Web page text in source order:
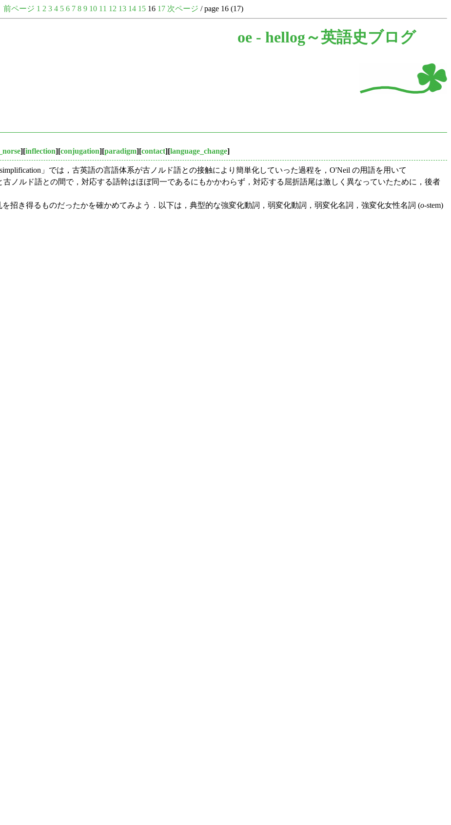
前ページ 1 2 3 4 5 6 7 8 9 10 11 12 13 14 15 16 17 次ページ / page 16 (17)
oe - hellog～英語史ブログ
][inflection][conjugation][paradigm][contact][language_change]
」では，古英語の言語体系が古ノルド語との接触により簡単化していった過程を，O'Neil の用語を用いて
ノルド語との間で，対応する語幹はほぼ同一であるにもかかわらず，対応する屈折語尾は激しく異なっていたために，後者
招き得るものだったかを確かめてみよう．以下は，典型的な強変化動詞，弱変化動詞，弱変化名詞，強変化女性名詞 (o-stem)